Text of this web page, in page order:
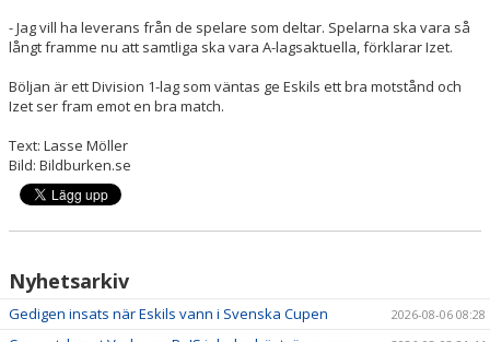
- Jag vill ha leverans från de spelare som deltar. Spelarna ska vara så
långt framme nu att samtliga ska vara A-lagsaktuella, förklarar Izet.
Böljan är ett Division 1-lag som väntas ge Eskils ett bra motstånd och
Izet ser fram emot en bra match.
Text: Lasse Möller
Bild: Bildburken.se
Nyhetsarkiv
Gedigen insats när Eskils vann i Svenska Cupen 2026-08-06 08:28